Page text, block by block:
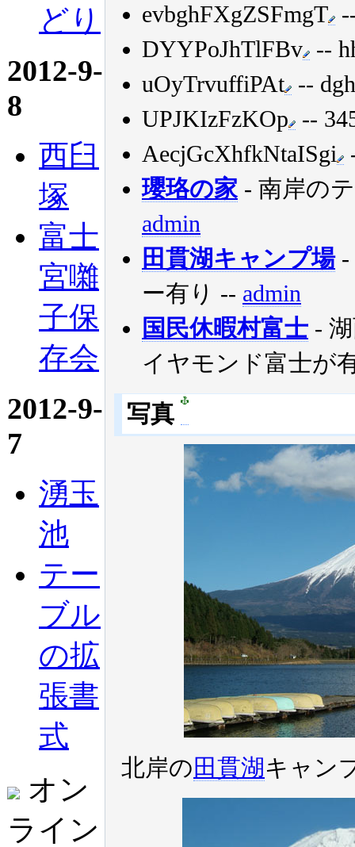
どり
2012-9-
8
西臼
塚
富士
宮囃
子保
存会
2012-9-
7
湧玉
池
テー
ブル
の拡
張書
式
オン
ライン
evbghFXgZSFmgT
DYYPoJhTlFBv --
uOyTrvuffiPAt --
UPJKIzFzKOp --
AecjGcXhfkNtaISgi
瓔珞の家 - 南岸の
admin
田貫湖キャンプ場-
ー有り -- admin
国民休暇村富士 -
イヤモンド富士が
写真
北岸の田貫湖 キャン